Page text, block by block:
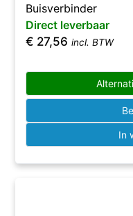
Buisverbinder
Direct leverbaar
€ 27,56 incl. BTW
In